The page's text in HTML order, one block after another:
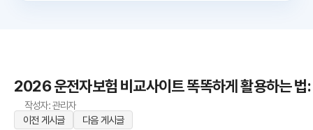
2026 운전자보험 비교사이트 똑똑하게 활용하는 법
작성자: 관리자
이전 게시글
다음 게시글